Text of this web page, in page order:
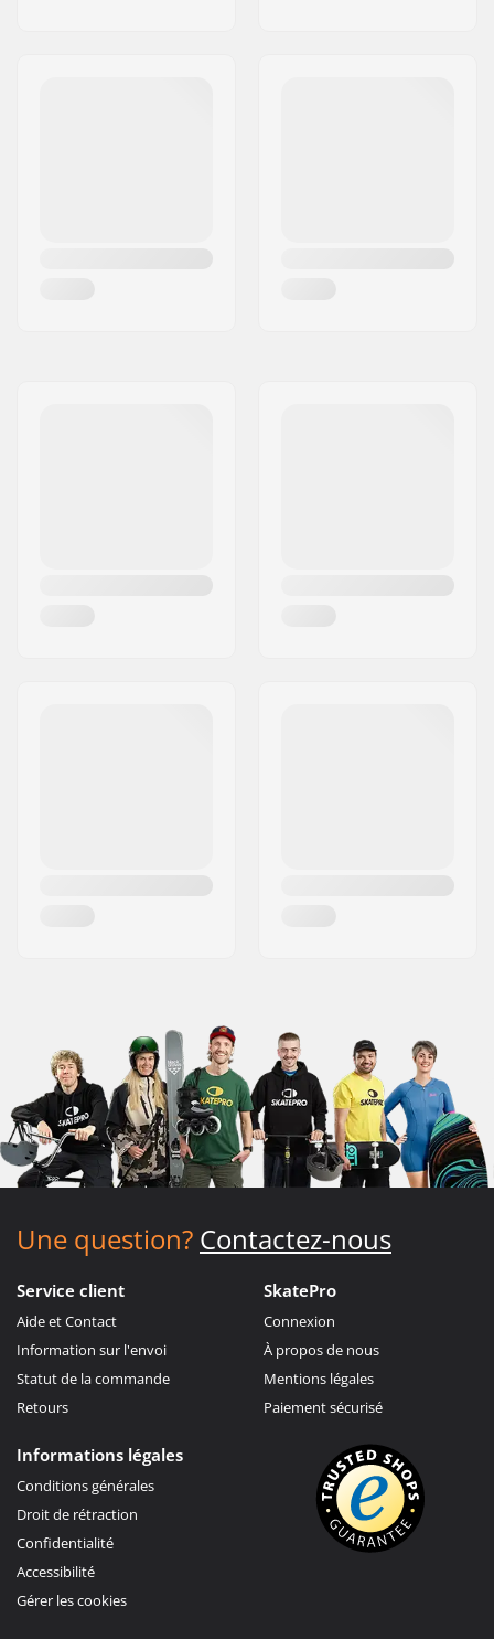
Une question? Contactez-nous
Service client
Aide et Contact
Information sur l'envoi
Statut de la commande
Retours
SkatePro
Connexion
À propos de nous
Mentions légales
Paiement sécurisé
Informations légales
Conditions générales
Droit de rétraction
Confidentialité
Accessibilité
Gérer les cookies